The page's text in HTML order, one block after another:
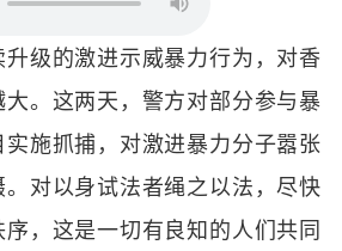
级的激进示威暴力行为，对香
。这两天，警方对部分参与暴
施抓捕，对激进暴力分子嚣张
对以身试法者绳之以法，尽快
，这是一切有良知的人们共同